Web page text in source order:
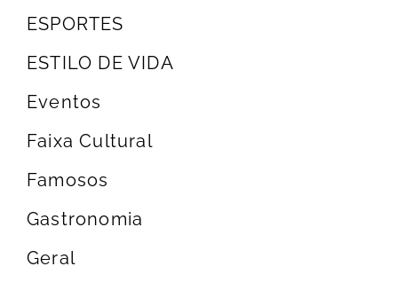
ESPORTES
ESTILO DE VIDA
Eventos
Faixa Cultural
Famosos
Gastronomia
Geral